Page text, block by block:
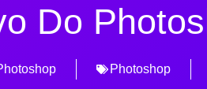
Do
Photoshop